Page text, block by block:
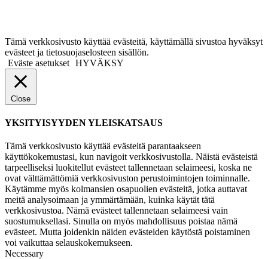
Tämä verkkosivusto käyttää evästeitä, käyttämällä sivustoa hyväksyt
evästeet ja tietosuojaselosteen sisällön.
Eväste asetukset HYVÄKSY
Close
YKSITYISYYDEN YLEISKATSAUS
Tämä verkkosivusto käyttää evästeitä parantaakseen
käyttökokemustasi, kun navigoit verkkosivustolla. Näistä evästeistä
tarpeelliseksi luokitellut evästeet tallennetaan selaimeesi, koska ne
ovat välttämättömiä verkkosivuston perustoimintojen toiminnalle.
Käytämme myös kolmansien osapuolien evästeitä, jotka auttavat
meitä analysoimaan ja ymmärtämään, kuinka käytät tätä
verkkosivustoa. Nämä evästeet tallennetaan selaimeesi vain
suostumuksellasi. Sinulla on myös mahdollisuus poistaa nämä
evästeet. Mutta joidenkin näiden evästeiden käytöstä poistaminen
voi vaikuttaa selauskokemukseen.
Necessary